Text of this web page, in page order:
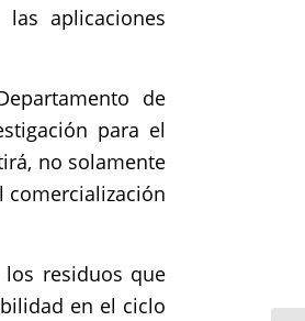
aplicaciones
de
para el
no solamente
comercialización
residuos que
en el ciclo